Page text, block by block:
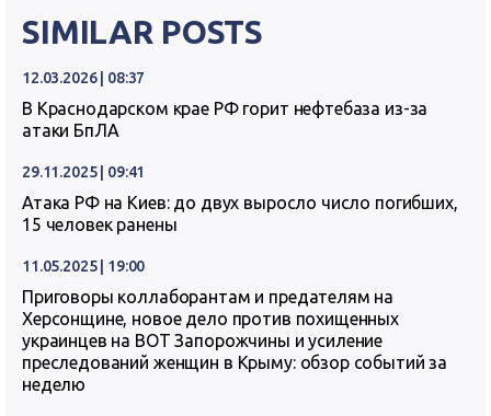
SIMILAR POSTS
12.03.2026 | 08:37
В Краснодарском крае РФ горит нефтебаза из-за
атаки БпЛА
29.11.2025 | 09:41
Атака РФ на Киев: до двух выросло число погибших,
15 человек ранены
11.05.2025 | 19:00
Приговоры коллаборантам и предателям на
Херсонщине, новое дело против похищенных
украинцев на ВОТ Запорожчины и усиление
преследований женщин в Крыму: обзор событий за
неделю